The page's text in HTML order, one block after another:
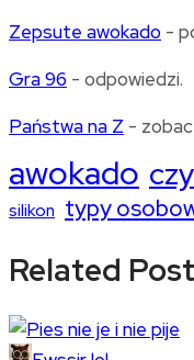
Zepsute awokado -
Gra 96 - odpowiedzi.
Państwa na Z -
awokado
silikon typy
Related